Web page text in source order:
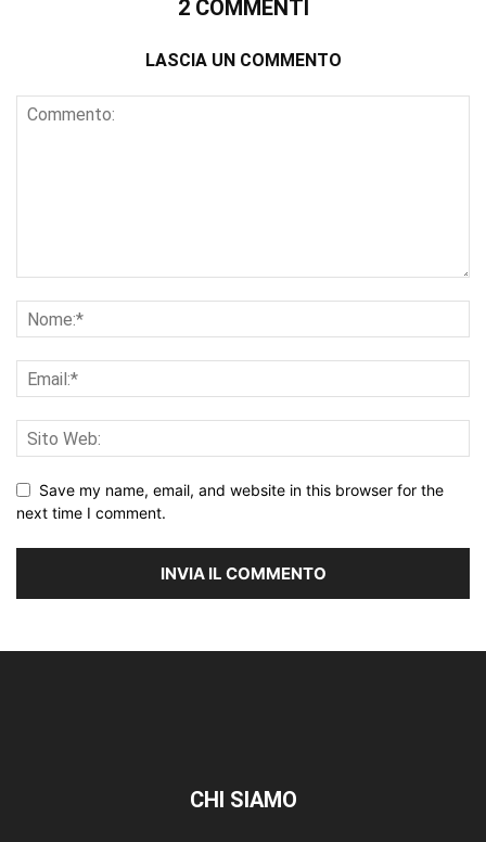
2 COMMENTI
LASCIA UN COMMENTO
Save my name, email, and website in this browser for the
next time I comment.
CHI SIAMO